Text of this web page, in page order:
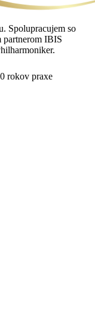
Spolupracujem so
partnerom IBIS
rokov praxe